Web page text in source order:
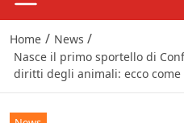
Home / News /
Nasce il primo sportello di
diritti degli animali: ecco come